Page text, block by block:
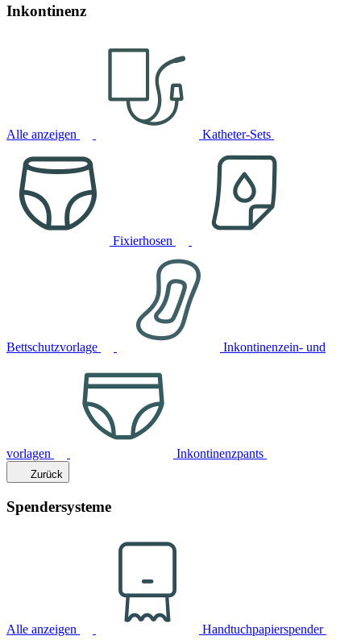
Inkontinenz
Alle anzeigen Katheter-Sets
Fixierhosen
Bettschutzvorlage Inkontinenzein- und
vorlagen Inkontinenzpants
Zurück
Spendersysteme
Alle anzeigen Handtuchpapierspender